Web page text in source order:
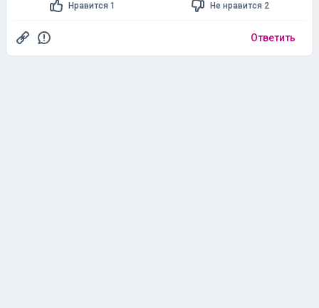
Нравится 1 Не нравится 2
Ответить